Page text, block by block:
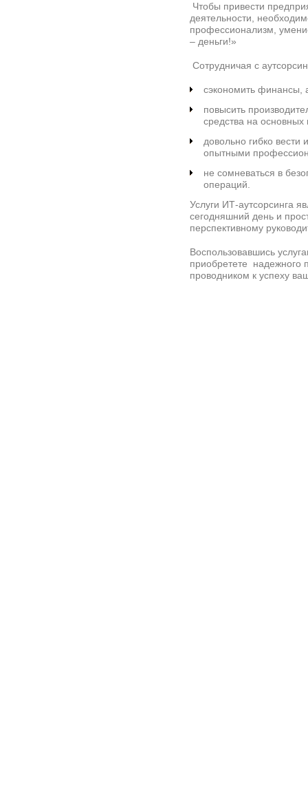
Чтобы привести
деятельности,
профессионализм,
– деньги!»
Сотрудничая с
сэкономить финансы,
повысить
средства на основных
довольно гибко
опытными
не сомневаться в
операций.
Услуги ИТ-аутсорсинга
сегодняшний день и
перспективному
Воспользовавшись
приобретете надежного
проводником к успеху